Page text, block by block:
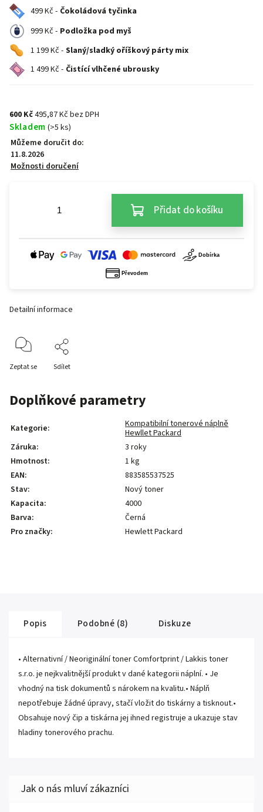
499 Kč - Čokoládová tyčinka
999 Kč - Podložka pod myš
1 199 Kč - Slaný/sladký oříškový párty mix
1 499 Kč - Čistící vlhčené ubrousky
600 Kč495,87 Kč bez DPH
Skladem (>5 ks)
Můžeme doručit do:
11.8.2026
Možnosti doručení
Přidat do košíku
Detailní informace
Zeptat se Sdílet
Doplňkové parametry
Kategorie:
Kompatibilní tonerové náplně
Hewllet Packard
Záruka:
3 roky
Hmotnost:
1 kg
EAN:
883585537525
Stav:
Nový toner
Kapacita:
4000
Barva:
Černá
Pro značky: Hewlett Packard
Popis Podobné (8) Diskuze
• Alternativní / Neoriginální toner Comfortprint / Lakkis toner
s.r.o. je nejkvalitnější produkt v dané kategorii náplní. • Je
vhodný na tisk dokumentů s nárokem na kvalitu.• Náplň
nepotřebuje žádné úpravy, stačí vložit do tiskárny a tisknout.•
Obsahuje nový čip a tiskárna jej ihned registruje a ukazuje stav
hladiny tonerového prachu.